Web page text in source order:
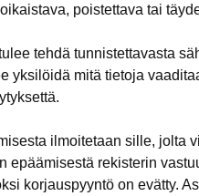
poistettava tai
tehdä tunnistettavasta
yksilöidä mitä tietoja
ilmoitetaan sille, jolta
epäämisestä rekisterin
korjauspyyntö on evätty.